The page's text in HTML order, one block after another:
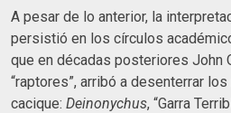
A pesar de lo anterior, la
persistió en los círculos
que en décadas posteriores John
“raptores”, arribó a desenterrar
cacique: Deinonychus, “Garra